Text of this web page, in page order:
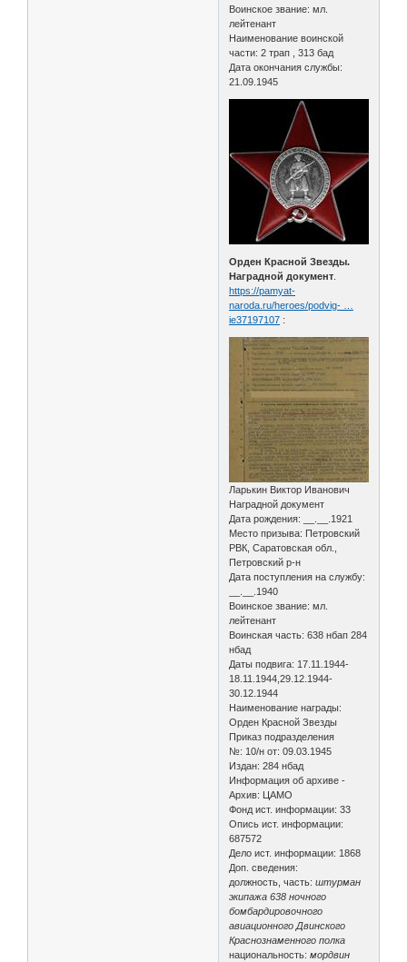
Воинское звание: мл.
лейтенант
Наименование воинской
части: 2 трап , 313 бад
Дата окончания службы:
21.09.1945
Орден Красной Звезды.
Наградной документ
https://pamyat-
naroda.ru/heroes/podvig- …
ie37197107 :
Ларькин Виктор Иванович
Наградной документ
Дата рождения: __.__.1921
Место призыва: Петровский
РВК, Саратовская обл.,
Петровский р-н
Дата поступления на службу:
__.__.1940
Воинское звание: мл.
лейтенант
Воинская часть: 638 нбап 284
нбад
Даты подвига: 17.11.1944-
18.11.1944,29.12.1944-
30.12.1944
Наименование награды:
Орден Красной Звезды
Приказ подразделения
№: 10/н от: 09.03.1945
Издан: 284 нбад
Информация об архиве -
Архив: ЦАМО
Фонд ист. информации: 33
Опись ист. информации:
687572
Дело ист. информации: 1868
Доп. сведения:
должность, часть:штурман
экипажа 638 ночного
бомбардировочного
авиационного Двинского
Краснознаменного полка
национальность: мордвин